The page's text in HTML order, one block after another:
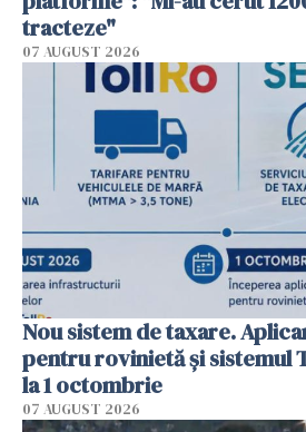
tracteze"
07 AUGUST 2026
Nou sistem de taxare.
pentru rovinietă şi sistemul
la 1 octombrie
07 AUGUST 2026